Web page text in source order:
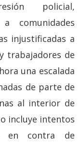
policial,
comunidades
injustificadas a
trabajadores de
una escalada
de parte de
al interior de
incluye intentos
en contra de